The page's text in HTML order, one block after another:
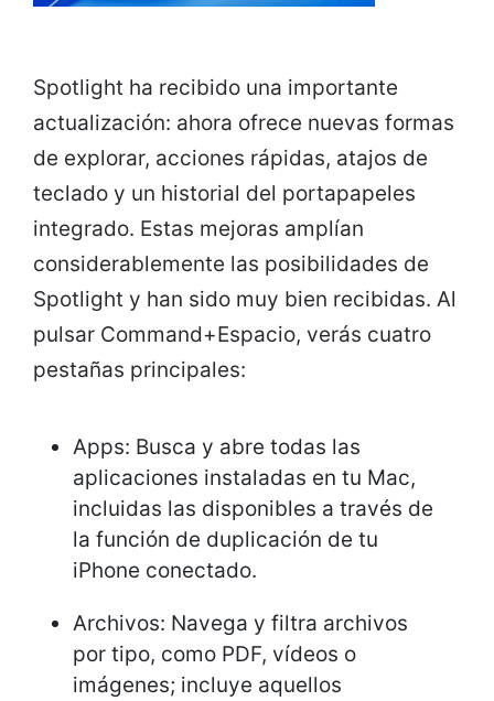
Spotlight ha recibido una importante
actualización: ahora ofrece nuevas formas
de explorar, acciones rápidas, atajos de
teclado y un historial del portapapeles
integrado. Estas mejoras amplían
considerablemente las posibilidades de
Spotlight y han sido muy bien recibidas. Al
pulsar Command+Espacio, verás cuatro
pestañas principales:
Apps: Busca y abre todas las
aplicaciones instaladas en tu Mac,
incluidas las disponibles a través de
la función de duplicación de tu
iPhone conectado.
Archivos: Navega y filtra archivos
por tipo, como PDF, vídeos o
imágenes; incluye aquellos